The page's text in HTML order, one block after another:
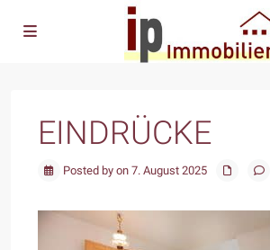
EINDRÜCKE
Posted by on 7. August 2025